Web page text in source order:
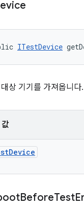
ITestDevice
상 기기를 가져옵니다.
Device
BeforeTest